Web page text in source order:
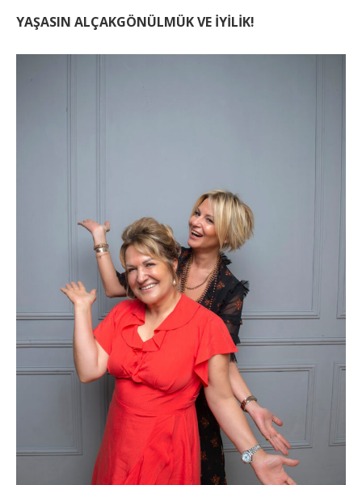
YAŞASIN ALÇAKGÖNÜLMÜK VE İYİLİK!